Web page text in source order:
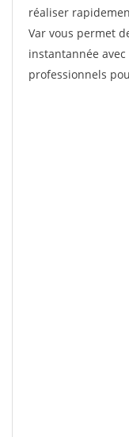
réaliser
Var vous permet
instantannée
professionnels